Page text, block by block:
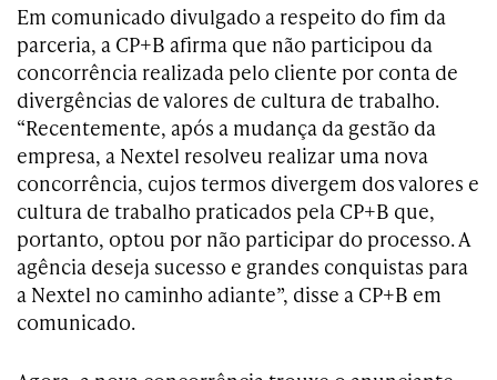
Em comunicado divulgado a respeito do fim da
parceria, a CP+B afirma que não participou da
concorrência realizada pelo cliente por conta de
divergências de valores de cultura de trabalho.
“Recentemente, após a mudança da gestão da
empresa, a Nextel resolveu realizar uma nova
concorrência, cujos termos divergem dos valores e
cultura de trabalho praticados pela CP+B que,
portanto, optou por não participar do processo. A
agência deseja sucesso e grandes conquistas para
a Nextel no caminho adiante”, disse a CP+B em
comunicado.